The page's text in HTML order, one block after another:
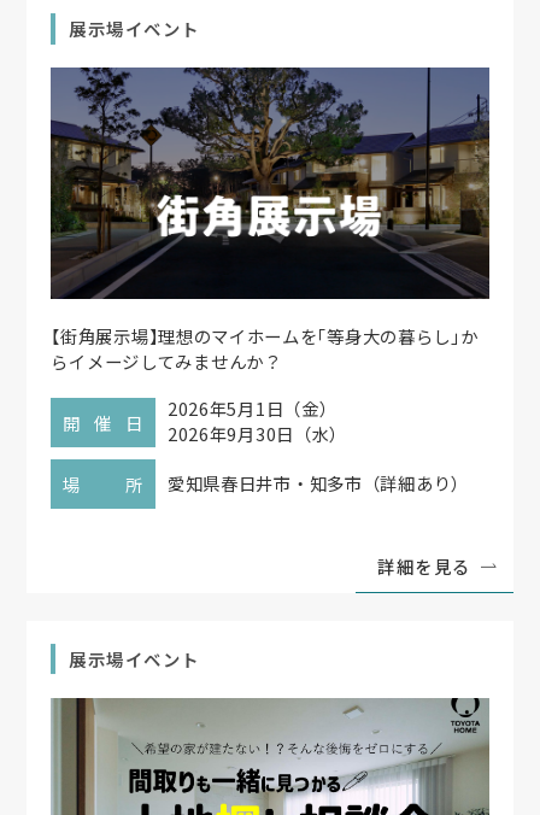
展示場イベント
【街角展示場】理想のマイホームを「等身大の暮らし 」か
らイメージしてみませんか？
開催日
2026年5月1日（金）
2026年9月30日（水）
場所
愛知県春日井市・知多市（詳細あり）
詳細を見る
展示場イベント